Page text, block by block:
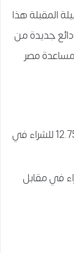
المقبلة هذا
جديدة من
مصر
12.75 للشراء في
في مقابل